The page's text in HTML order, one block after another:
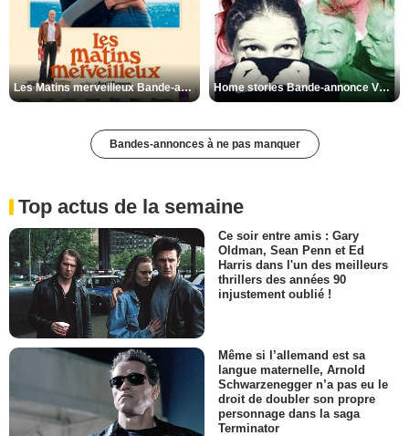
Les Matins merveilleux Bande-annonce VF Home stories Bande-annonce VO STFR
Bandes-annonces à ne pas manquer
Top actus de la semaine
Ce soir entre amis : Gary
Oldman, Sean Penn et Ed
Harris dans l'un des meilleurs
thrillers des années 90
injustement oublié !
Même si l’allemand est sa
langue maternelle, Arnold
Schwarzenegger n’a pas eu le
droit de doubler son propre
personnage dans la saga
Terminator